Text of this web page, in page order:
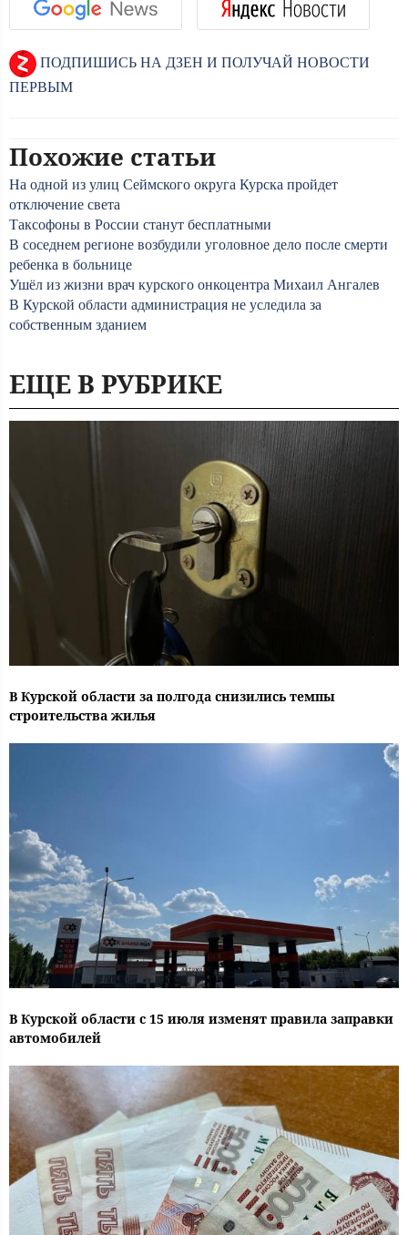
ПОДПИШИСЬ НА ДЗЕН И ПОЛУЧАЙ НОВОСТИ
ПЕРВЫМ
Похожие статьи
На одной из улиц Сеймского округа Курска пройдет
отключение света
Таксофоны в России станут бесплатными
В соседнем регионе возбудили уголовное дело после смерти
ребенка в больнице
Ушёл из жизни врач курского онкоцентра Михаил Ангалев
В Курской области администрация не уследила за
собственным зданием
ЕЩЕ В РУБРИКЕ
В Курской области за полгода снизились темпы
строительства жилья
В Курской области с 15 июля изменят правила заправки
автомобилей